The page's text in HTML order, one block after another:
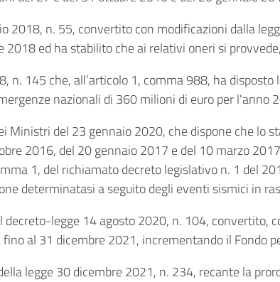
2018, n. 55, convertito con modificazioni dalla
2018 ed ha stabilito che ai relativi oneri si
n. 145 che, all’articolo 1, comma 988, ha
nazionali di 360 milioni di euro per l'anno
Ministri del 23 gennaio 2020, che dispone che lo
2016, del 20 gennaio 2017 e del 10 marzo
1, del richiamato decreto legislativo n. 1 del
determinatasi a seguito degli eventi sismici in
decreto-legge 14 agosto 2020, n. 104, convertito,
fino al 31 dicembre 2021, incrementando il
legge 30 dicembre 2021, n. 234, recante la